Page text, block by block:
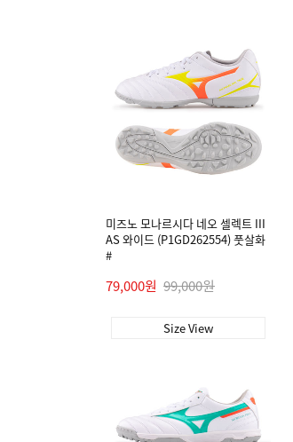
미즈노 모나르시다 네오 셀렉트 III
AS 와이드 (P1GD262554) 풋살화
#
79,000원 99,000원
Size View